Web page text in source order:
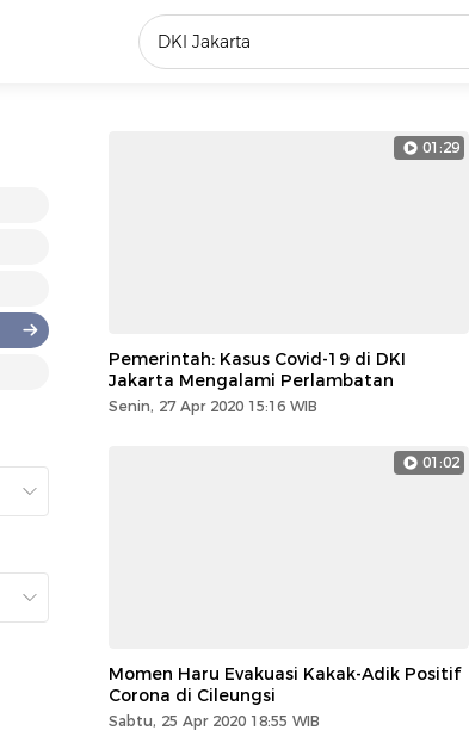
01:29
Pemerintah: Kasus Covid-19 di DKI
Jakarta Mengalami Perlambatan
Senin, 27 Apr 2020 15:16 WIB
01:02
Momen Haru Evakuasi Kakak-Adik Positif
Corona di Cileungsi
Sabtu, 25 Apr 2020 18:55 WIB